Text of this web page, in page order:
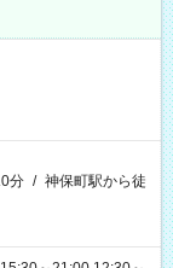
分 / 神保町駅から徒